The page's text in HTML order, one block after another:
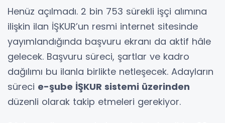
Henüz açılmadı. 2 bin 753 sürekli işçi alımına
ilişkin ilan İŞKUR’un resmi internet sitesinde
yayımlandığında başvuru ekranı da aktif hâle
gelecek. Başvuru süreci, şartlar ve kadro
dağılımı bu ilanla birlikte netleşecek. Adayların
süreci e-şube İŞKUR sistemi üzerinden
düzenli olarak takip etmeleri gerekiyor.